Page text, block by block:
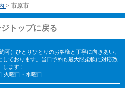
> 市原市
トップに戻る
可）ひとりひとりのお客様と丁寧に向きあい、
ております。当日予約も最大限柔軟に対応致
します！
:火曜日・水曜日